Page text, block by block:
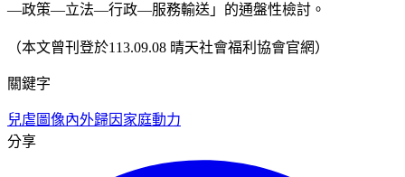
—政策—立法—行政—服務輸送」的通盤性檢討。
（本文曾刊登於113.09.08 晴天社會福利協會官網）
關鍵字
兒虐圖像內外歸因 家庭動力
分享